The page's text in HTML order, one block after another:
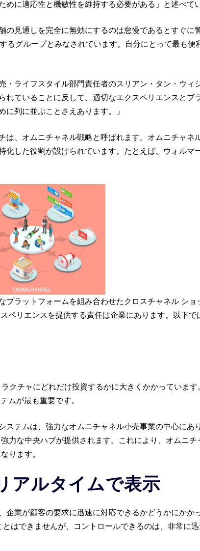
に適応性と機敏性を維持する必要がある」と述べてい
見通しを完全に無効にするのは怠慢であるとすぐに
るグループとみなされています。自分にとって最も便
ライフスタイル部門責任者のスリアン・タン・ウィ
ていることに反して、適切なエクスペリエンスとブ
列に並ぶことさえあります。」
、オムニチャネル戦略と呼ばれます。オムニチャネ
した役割が設けられています。たとえば、ウォルマ
ラットフォームを組み合わせたクロスチャネル シ
ペリエンスを提供する責任は企業にあります。以下
クチャにどれだけ投資するかに大きくかかっていま
ムが最も重要です。
テムは、強力なオムニチャネル小売事業の中心にあ
力な中央ハブが提供されます。これにより、オムニ
ります。
アルタイムで表示
業が顧客の要求に迅速に対応できるかどうかにか
はできませんが、コントロールできるのは、非常に